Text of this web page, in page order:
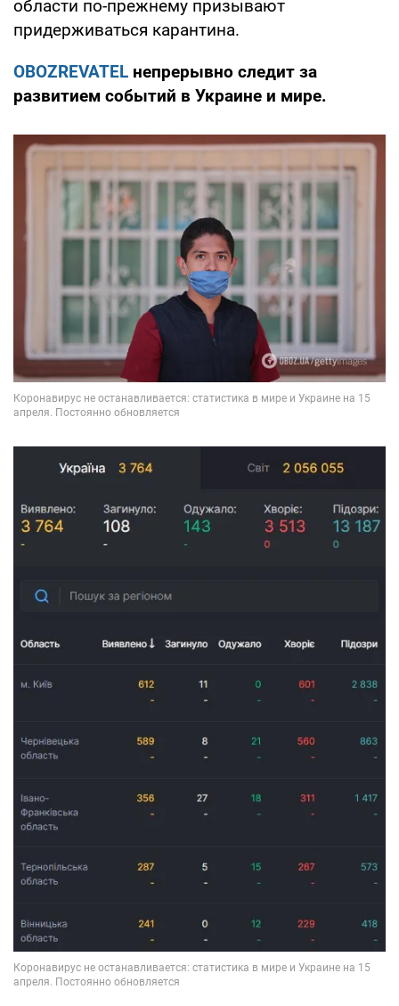
области по-прежнему призывают
придерживаться карантина.
OBOZREVATEL непрерывно следит за
развитием событий в Украине и мире.